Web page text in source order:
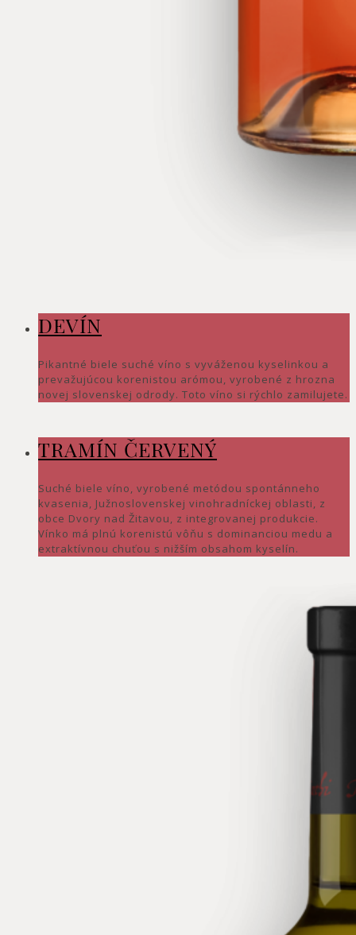
DEVÍN
Pikantné biele suché víno s vyváženou kyselinkou a
prevažujúcou korenistou arómou, vyrobené z hrozna
novej slovenskej odrody. Toto víno si rýchlo zamilujete.
TRAMÍN ČERVENÝ
Suché biele víno, vyrobené metódou spontánneho
kvasenia, Južnoslovenskej vinohradníckej oblasti, z
obce Dvory nad Žitavou, z integrovanej produkcie.
Vínko má plnú korenistú vôňu s dominanciou medu a
extraktívnou chuťou s nižším obsahom kyselín.